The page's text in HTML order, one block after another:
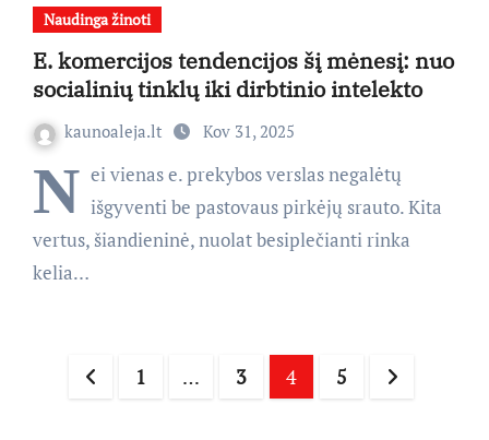
Naudinga žinoti
E. komercijos tendencijos šį mėnesį: nuo
socialinių tinklų iki dirbtinio intelekto
kaunoaleja.lt Kov 31, 2025
N ei vienas e. prekybos verslas negalėtų
išgyventi be pastovaus pirkėjų srauto. Kita
vertus, šiandieninė, nuolat besiplečianti rinka
kelia…
Įrašų
1 … 3 4 5